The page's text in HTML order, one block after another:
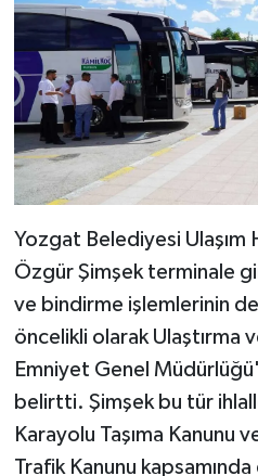
Yozgat Belediyesi
Özgür Şimşek terminale
ve bindirme işlemlerinin
öncelikli olarak Ulaştırma
Emniyet Genel
belirtti. Şimşek bu tür
Karayolu Taşıma Kanunu
Trafik Kanunu